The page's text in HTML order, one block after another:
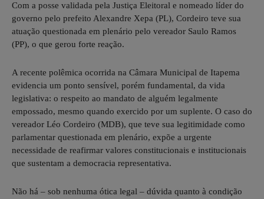
Com a posse validada pela Justiça Eleitoral e nomeado líder do
governo pelo prefeito Alexandre Xepa (PL), Cordeiro teve sua
atuação questionada em plenário pelo vereador Saulo Ramos
(PP), o que gerou forte reação.
A recente polêmica ocorrida na Câmara Municipal de Itapema
evidencia um ponto sensível, porém fundamental, da vida
legislativa: o respeito ao mandato de alguém legalmente
empossado, mesmo quando exercido por um suplente. O caso do
vereador Léo Cordeiro (MDB), que teve sua legitimidade como
parlamentar questionada em plenário, expõe a urgente
necessidade de reafirmar valores constitucionais e institucionais
que sustentam a democracia representativa.
Não há – sob nenhuma ótica legal – dúvida quanto à condição